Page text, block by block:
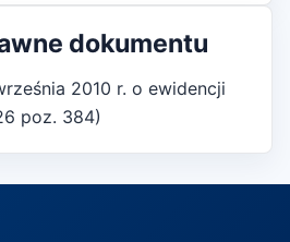
dokumentu
2010 r. o ewidencji
poz. 384)